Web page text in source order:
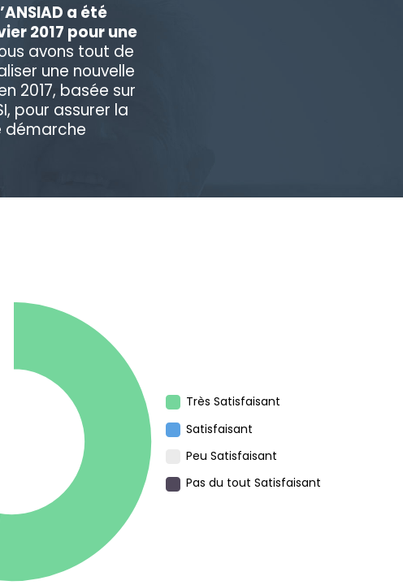
a été
2017 pour une
avons tout de
une nouvelle
2017, basée sur
pour assurer la
démarche
Très Satisfaisant
Satisfaisant
Peu Satisfaisant
Pas du tout Satisfaisant